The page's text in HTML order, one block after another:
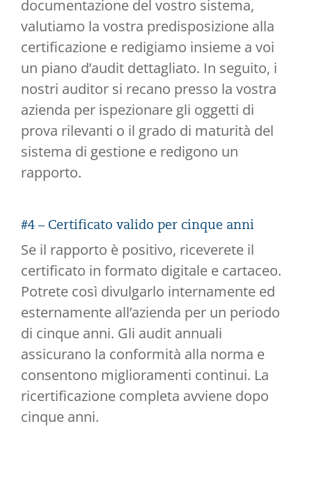
documentazione del vostro sistema,
valutiamo la vostra predisposizione alla
certificazione e redigiamo insieme a voi
un piano d’audit dettagliato. In seguito, i
nostri auditor si recano presso la vostra
azienda per ispezionare gli oggetti di
prova rilevanti o il grado di maturità del
sistema di gestione e redigono un
rapporto.
#4 – Certificato valido per cinque anni
Se il rapporto è positivo, riceverete il
certificato in formato digitale e cartaceo.
Potrete così divulgarlo internamente ed
esternamente all’azienda per un periodo
di cinque anni. Gli audit annuali
assicurano la conformità alla norma e
consentono miglioramenti continui. La
ricertificazione completa avviene dopo
cinque anni.